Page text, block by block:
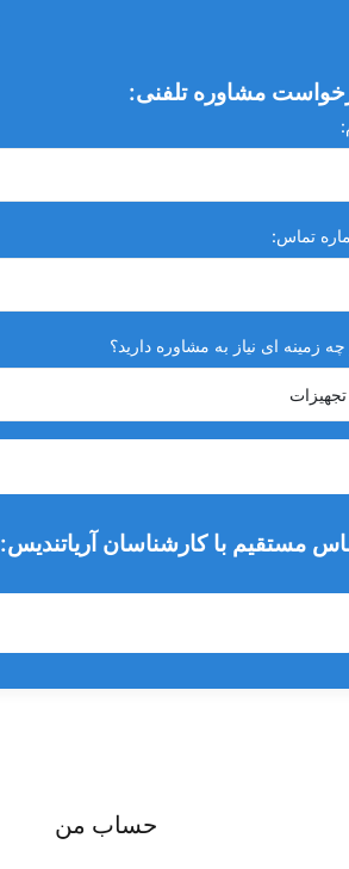
نرم
به دقت و دید واضح
متناسب با ویژگی‌های فردی
جراحی‌های دقیق و محیط کلینیکی مدرن
مشاوره تلفنی:
تماس:
زمینه ای نیاز به مشاوره دارید؟
مستقیم با کارشناسان آریاتندیس:
حساب من